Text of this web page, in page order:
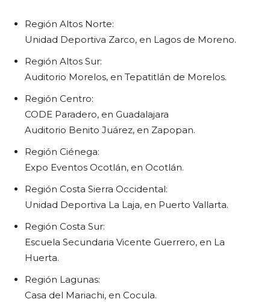
Región Altos Norte:
Unidad Deportiva Zarco, en Lagos de Moreno.
Región Altos Sur:
Auditorio Morelos, en Tepatitlán de Morelos.
Región Centro:
CODE Paradero, en Guadalajara
Auditorio Benito Juárez, en Zapopan.
Región Ciénega:
Expo Eventos Ocotlán, en Ocotlán.
Región Costa Sierra Occidental:
Unidad Deportiva La Laja, en Puerto Vallarta.
Región Costa Sur:
Escuela Secundaria Vicente Guerrero, en La
Huerta.
Región Lagunas:
Casa del Mariachi, en Cocula.